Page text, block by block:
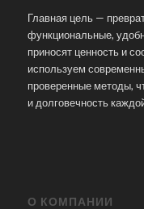
Главная цель —
функциональные,
приносят ценность и
используем
проверенные методы,
и долговечность
О КОМПАНИИ